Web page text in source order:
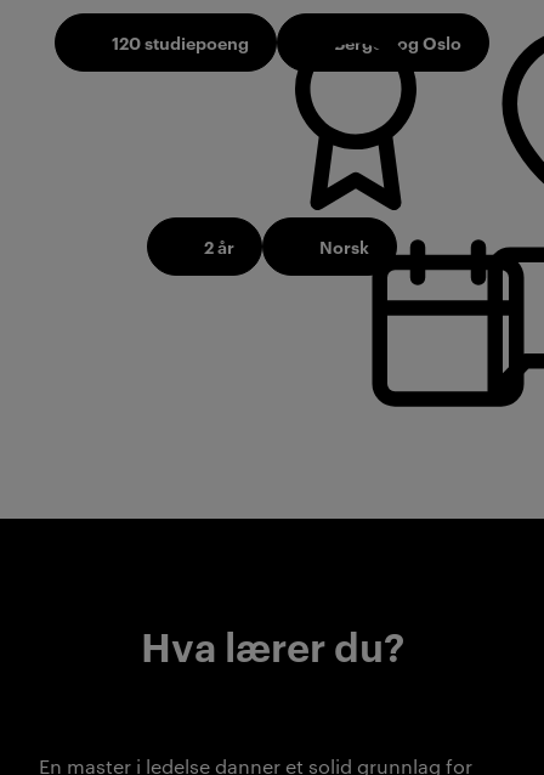
120 studiepoeng Bergen og Oslo
2 år Norsk
Hva lærer du?
En master i ledelse danner et solid grunnlag for